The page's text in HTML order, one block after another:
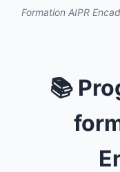
Formation AIPR
📚